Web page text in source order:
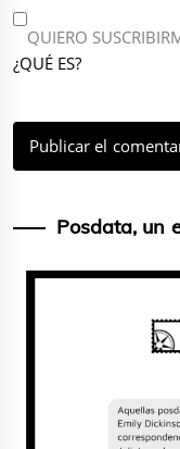
QUIERO
¿QUÉ ES?
Posdata, un